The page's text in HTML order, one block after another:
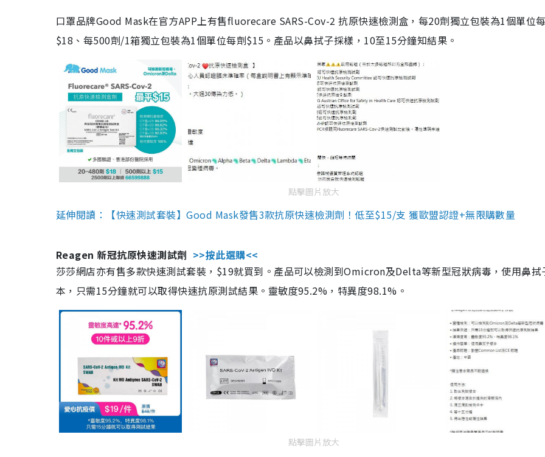
口罩品牌Good Mask在官方APP上有售fluorecare SARS-Cov-2 抗原快速檢測盒，每20劑獨立包裝為1個單位
$18、每500劑/1箱獨立包裝為1個單位每劑$15。產品以鼻拭子採樣，10至15分鐘知結果。
點擊圖片放大
延伸閱讀：【快速測試套裝】Good Mask發售3款抗原快速檢測劑！低至$15/支 獲歐盟認證+無限購數量
Reagen 新冠抗原快速測試劑 >>按此選購<<
莎莎網店亦有售多款快速測試套裝，$19就買到。產品可以檢測到Omicron及Delta等新型冠狀病毒，使用鼻拭
本，只需15分鐘就可以取得快速抗原測試結果。靈敏度95.2%，特異度98.1%。
點擊圖片放大